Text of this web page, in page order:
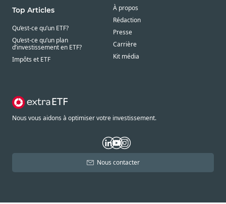
Top Articles
Qu’est-ce qu’un ETF?
Qu’est-ce qu’un plan
d’investissement en ETF?
Impôts et ETF
À propos
Rédaction
Presse
Carrière
Kit média
Nous vous aidons à optimiser votre investissement.
Nous contacter